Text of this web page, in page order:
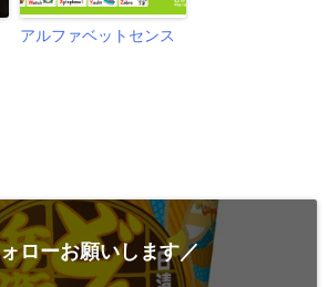
アルファベットセンス
ローお願いします／